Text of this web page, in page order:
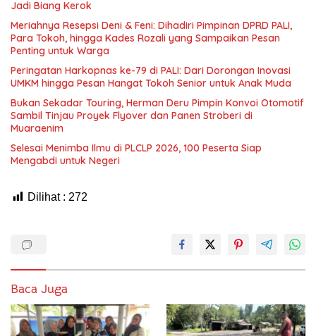
Jadi Biang Kerok
Meriahnya Resepsi Deni & Feni: Dihadiri Pimpinan DPRD PALI,
Para Tokoh, hingga Kades Rozali yang Sampaikan Pesan
Penting untuk Warga
Peringatan Harkopnas ke-79 di PALI: Dari Dorongan Inovasi
UMKM hingga Pesan Hangat Tokoh Senior untuk Anak Muda
Bukan Sekadar Touring, Herman Deru Pimpin Konvoi Otomotif
Sambil Tinjau Proyek Flyover dan Panen Stroberi di
Muaraenim
Selesai Menimba Ilmu di PLCLP 2026, 100 Peserta Siap
Mengabdi untuk Negeri
Dilihat : 272
Baca Juga